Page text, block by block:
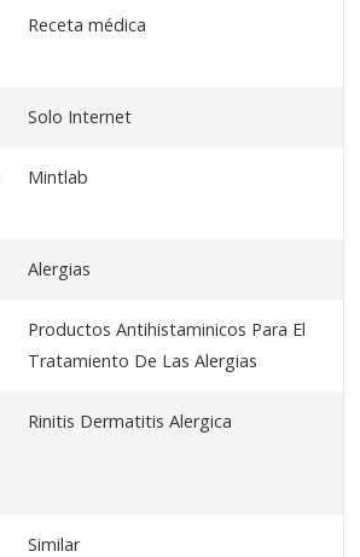
Receta médica
Solo Internet
Mintlab
Alergias
Productos Antihistaminicos Para El
Tratamiento De Las Alergias
Rinitis Dermatitis Alergica
Similar